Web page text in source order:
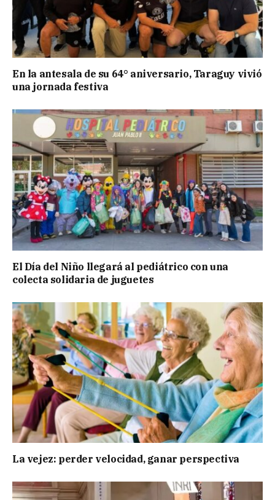
En la antesala de su 64° aniversario, Taraguy vivió
una jornada festiva
El Día del Niño llegará al pediátrico con una
colecta solidaria de juguetes
La vejez: perder velocidad, ganar perspectiva